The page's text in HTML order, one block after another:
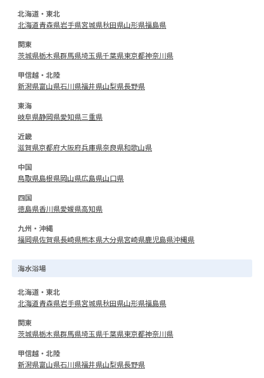
北海道・東北
北海道青森県岩手県宮城県秋田県山形県福島県
関東
茨城県栃木県群馬県埼玉県千葉県東京都神奈川県
甲信越・北陸
新潟県富山県石川県福井県山梨県長野県
東海
岐阜県静岡県愛知県三重県
近畿
滋賀県京都府大阪府兵庫県奈良県和歌山県
中国
鳥取県島根県岡山県広島県山口県
四国
徳島県香川県愛媛県高知県
九州・沖縄
福岡県佐賀県長崎県熊本県大分県宮崎県鹿児島県沖縄県
海水浴場
北海道・東北
北海道青森県岩手県宮城県秋田県山形県福島県
関東
茨城県栃木県群馬県埼玉県千葉県東京都神奈川県
甲信越・北陸
新潟県富山県石川県福井県山梨県長野県